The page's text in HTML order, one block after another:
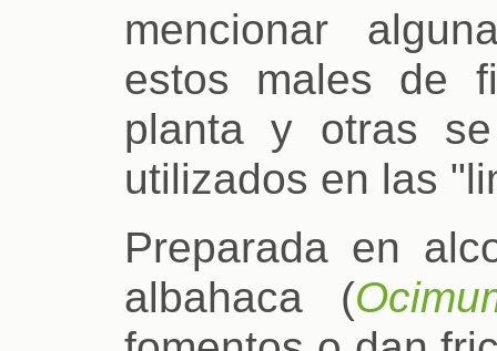
mencionar
estos males de
planta y otras
utilizados en las
Preparada en
albahaca (